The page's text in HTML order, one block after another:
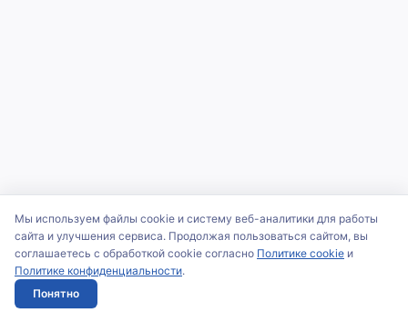
Мы используем файлы cookie и систему веб-аналитики для работы
сайта и улучшения сервиса. Продолжая пользоваться сайтом, вы
соглашаетесь с обработкой cookie согласно Политике cookie и
Политике конфиденциальности.
Понятно